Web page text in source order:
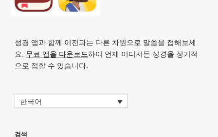
성경 앱과 함께 이전과는 다른 차원으로 말씀을 접해보세
요. 무료 앱을 다운로드하여 언제 어디서든 성경을 정기적
으로 접할 수 있습니다.
한국어
검색